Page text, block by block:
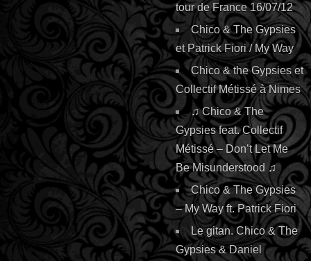
tour de France 16/07/12
Chico & The Gypsies
et Patrick Fiori / My Way
Chico & the Gypsies et
Collectif Métissé à Nimes
♫ Chico & The
Gypsies feat. Collectif
Métissé – Don’t Let Me
Be Misunderstood ♫
Chico & The Gypsies
– My Way ft. Patrick Fiori
Le gitan. Chico & The
Gypsies & Daniel